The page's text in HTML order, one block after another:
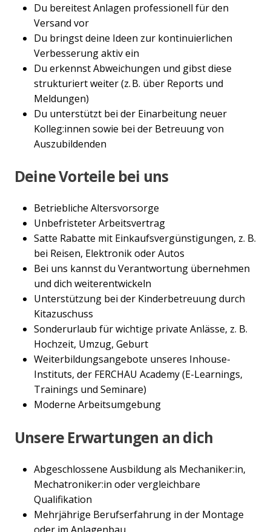
Du bereitest Anlagen professionell für den
Versand vor
Du bringst deine Ideen zur kontinuierlichen
Verbesserung aktiv ein
Du erkennst Abweichungen und gibst diese
strukturiert weiter (z. B. über Reports und
Meldungen)
Du unterstützt bei der Einarbeitung neuer
Kolleg:innen sowie bei der Betreuung von
Auszubildenden
Deine Vorteile bei uns
Betriebliche Altersvorsorge
Unbefristeter Arbeitsvertrag
Satte Rabatte mit Einkaufsvergünstigungen, z. B.
bei Reisen, Elektronik oder Autos
Bei uns kannst du Verantwortung übernehmen
und dich weiterentwickeln
Unterstützung bei der Kinderbetreuung durch
Kitazuschuss
Sonderurlaub für wichtige private Anlässe, z. B.
Hochzeit, Umzug, Geburt
Weiterbildungsangebote unseres Inhouse-
Instituts, der FERCHAU Academy (E-Learnings,
Trainings und Seminare)
Moderne Arbeitsumgebung
Unsere Erwartungen an dich
Abgeschlossene Ausbildung als Mechaniker:in,
Mechatroniker:in oder vergleichbare
Qualifikation
Mehrjährige Berufserfahrung in der Montage